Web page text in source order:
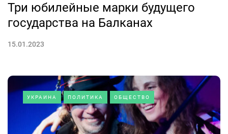
Три юбилейные марки будущего
государства на Балканах
15.01.2023
УКРАИНА ПОЛИТИКА ОБЩЕСТВО